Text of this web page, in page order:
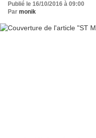
Publié le 16/10/2016 à 09:00
Par monik